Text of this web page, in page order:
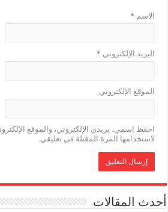
الاسم *
البريد الإلكتروني *
الموقع الإلكتروني
احفظ اسمي، بريدي الإلكتروني، والموقع
لاستخدامها المرة المقبلة في تعليقي.
أحدث المقالات